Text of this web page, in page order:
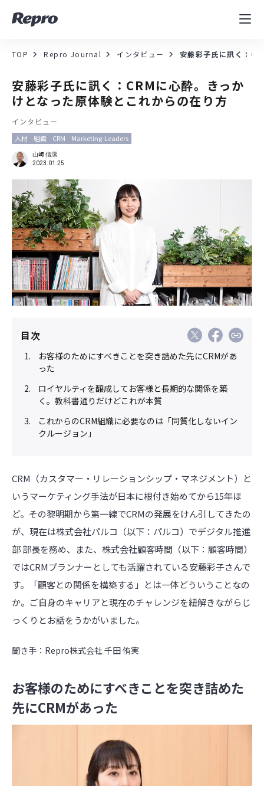
MAツール
コンサルティング
導入事例
セミナー／イベント
資料ダウンロード
TOP Repro Journal インタビュー 安藤彩子氏に訊く：
安藤彩子氏に訊く：CRMに心酔。きっか
けとなった原体験とこれからの在り方
インタビュー
人材 組織 CRM Marketing-Leaders
山﨑 信潔
2023.01.25
目次
お客様のためにすべきことを突き詰めた先にCRMがあ
った
ロイヤルティを醸成してお客様と長期的な関係を築
く。教科書通りだけどこれが本質
これからのCRM組織に必要なのは「同質化しないイン
クルージョン」
CRM（カスタマー・リレーションシップ・マネジメント）と
いうマーケティング手法が日本に根付き始めてから15年ほ
ど。その黎明期から第一線でCRMの発展をけん引してきたの
が、現在は株式会社パルコ（以下：パルコ）でデジタル推進
部 部長を務め、また、株式会社顧客時間（以下：顧客時間）
ではCRMプランナーとしても活躍されている安藤彩子さんで
す。「顧客との関係を構築する」とは一体どういうことなの
か。ご自身のキャリアと現在のチャレンジを紐解きながらじ
っくりとお話をうかがいました。
聞き手：Repro株式会社 千田 侑実
お客様のためにすべきことを突き詰めた
先にCRMがあった